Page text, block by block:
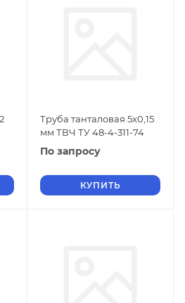
Труба танталовая 5х0,15
мм ТВЧ ТУ 48-4-311-74
По запросу
КУПИТЬ